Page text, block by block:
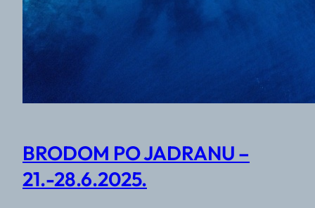
BRODOM PO JADRANU –
21.-28.6.2025.